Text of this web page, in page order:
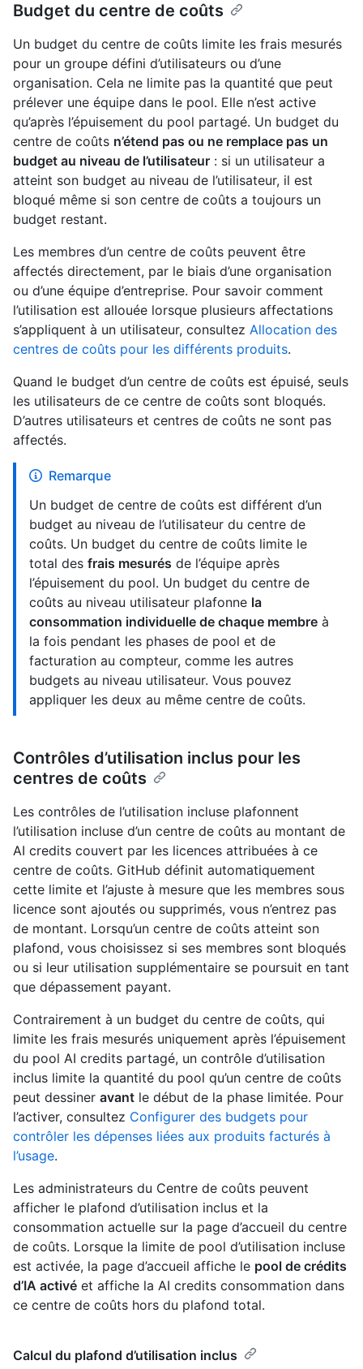
Budget du centre de coûts
Un budget du centre de coûts limite les frais mesurés
pour un groupe défini d’utilisateurs ou d’une
organisation. Cela ne limite pas la quantité que peut
prélever une équipe dans le pool. Elle n’est active
qu’après l’épuisement du pool partagé. Un budget du
centre de coûts n’étend pas ou ne remplace pas un
budget au niveau de l’utilisateur : si un utilisateur a
atteint son budget au niveau de l’utilisateur, il est
bloqué même si son centre de coûts a toujours un
budget restant.
Les membres d’un centre de coûts peuvent être
affectés directement, par le biais d’une organisation
ou d’une équipe d’entreprise. Pour savoir comment
l’utilisation est allouée lorsque plusieurs affectations
s’appliquent à un utilisateur, consultez Allocation des
centres de coûts pour les différents produits.
Quand le budget d’un centre de coûts est épuisé, seuls
les utilisateurs de ce centre de coûts sont bloqués.
D’autres utilisateurs et centres de coûts ne sont pas
affectés.
Remarque
Un budget de centre de coûts est différent d’un
budget au niveau de l’utilisateur du centre de
coûts. Un budget du centre de coûts limite le
total des frais mesurés de l’équipe après
l’épuisement du pool. Un budget du centre de
coûts au niveau utilisateur plafonne la
consommation individuelle de chaque membre à
la fois pendant les phases de pool et de
facturation au compteur, comme les autres
budgets au niveau utilisateur. Vous pouvez
appliquer les deux au même centre de coûts.
Contrôles d’utilisation inclus pour les
centres de coûts
Les contrôles de l’utilisation incluse plafonnent
l’utilisation incluse d’un centre de coûts au montant de
AI credits couvert par les licences attribuées à ce
centre de coûts. GitHub définit automatiquement
cette limite et l’ajuste à mesure que les membres sous
licence sont ajoutés ou supprimés, vous n’entrez pas
de montant. Lorsqu’un centre de coûts atteint son
plafond, vous choisissez si ses membres sont bloqués
ou si leur utilisation supplémentaire se poursuit en tant
que dépassement payant.
Contrairement à un budget du centre de coûts, qui
limite les frais mesurés uniquement après l’épuisement
du pool AI credits partagé, un contrôle d’utilisation
inclus limite la quantité du pool qu’un centre de coûts
peut dessiner avant le début de la phase limitée. Pour
l’activer, consultez Configurer des budgets pour
contrôler les dépenses liées aux produits facturés à
l’usage.
Les administrateurs du Centre de coûts peuvent
afficher le plafond d’utilisation inclus et la
consommation actuelle sur la page d’accueil du centre
de coûts. Lorsque la limite de pool d’utilisation incluse
est activée, la page d’accueil affiche le pool de crédits
d’IA activé et affiche la AI credits consommation dans
ce centre de coûts hors du plafond total.
Calcul du plafond d’utilisation inclus